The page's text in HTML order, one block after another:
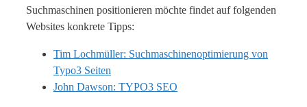
Suchmaschinen positionieren möchte findet auf folgenden
Websites konkrete Tipps:
Tim Lochmüller: Suchmaschinenoptimierung von
Typo3 Seiten
John Dawson: TYPO3 SEO